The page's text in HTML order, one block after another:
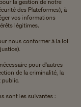
la gestion de notre
des Plateformes), à
vos informations
légitimes.
nous conformer à la loi
pour d'autres
de la criminalité, la
public.
sont les suivantes :